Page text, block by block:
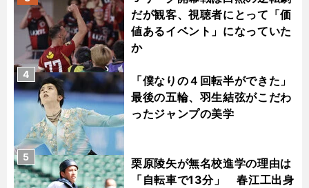
だが観客、視聴者にとって「価
値あるイベント」になっていた
か
「僕なりの４回転半ができた」
最後の五輪、羽生結弦がこだわ
ったジャンプの美学
4
栗原陵矢が無名校進学の理由は
「自転車で13分」 春江工出身
5